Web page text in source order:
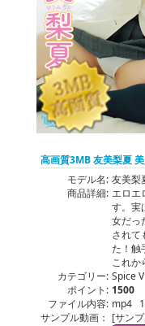
高画質3MB 友美梨夏
モデル名: 友美梨
商品詳細: エロエ
す。実
女だっ
されて
た！触
これか
カテゴリー: Spice
ポイント: 1500
ファイル内容: mp4
サンプル動画： [サン